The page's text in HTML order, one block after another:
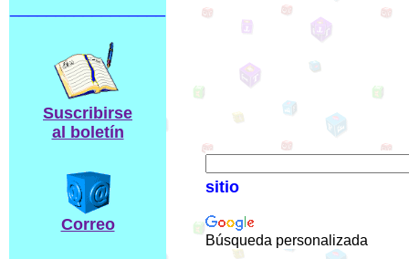
Suscribirse
al boletín
Correo
sitio
Búsqueda personalizada